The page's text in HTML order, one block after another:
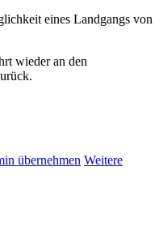
eines Landgangs von
wieder an den
übernehmen Weitere